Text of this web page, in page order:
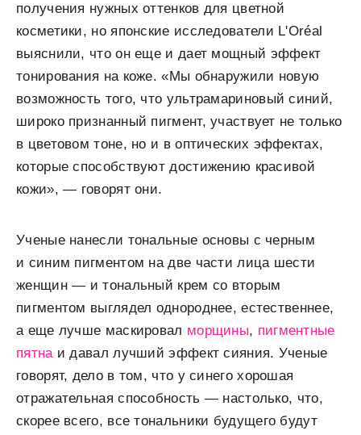
получения нужных оттенков для цветной
косметики, но японские исследователи L'Oréal
выяснили, что он еще и дает мощный эффект
тонирования на коже. «Мы обнаружили новую
возможность того, что ультрамариновый синий,
широко признанный пигмент, участвует не только
в цветовом тоне, но и в оптических эффектах,
которые способствуют достижению красивой
кожи», — говорят они.
Ученые нанесли тональные основы с черным
и синим пигментом на две части лица шести
женщин — и тональный крем со вторым
пигментом выглядел однороднее, естественнее,
а еще лучше маскировал морщины, пигментные
пятнаи давал лучший эффект сияния. Ученые
говорят, дело в том, что у синего хорошая
отражательная способность — настолько, что,
скорее всего, все тональники будущего будут